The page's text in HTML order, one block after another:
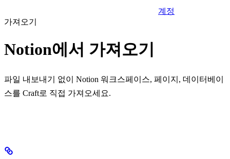
계정
가져오기
Notion에서 가져오기
파일 내보내기 없이 Notion 워크스페이스, 페이지, 데이터베이
스를 Craft로 직접 가져오세요.